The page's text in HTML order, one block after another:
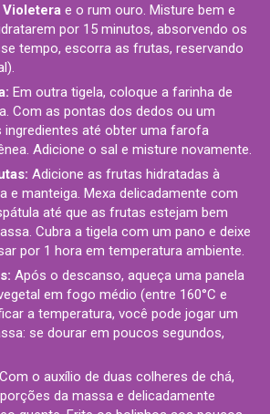
e o rum ouro. Misture bem e
por 15 minutos, absorvendo os
tempo, escorra as frutas, reservando
Em outra tigela, coloque a farinha de
Com as pontas dos dedos ou um
até obter uma farofa
Adicione o sal e misture novamente.
Adicione as frutas hidratadas à
e manteiga. Mexa delicadamente com
até que as frutas estejam bem
Cubra a tigela com um pano e deixe
por 1 hora em temperatura ambiente.
Após o descanso, aqueça uma panela
em fogo médio (entre 160°C e
a temperatura, você pode jogar um
se dourar em poucos segundos,
Com o auxílio de duas colheres de chá,
da massa e delicadamente